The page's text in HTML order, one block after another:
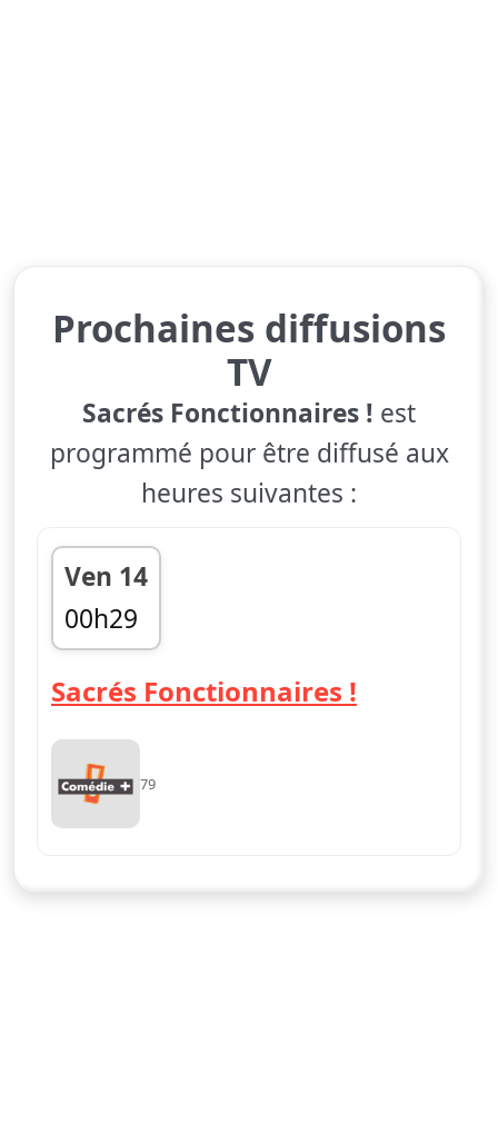
Prochaines diffusions
TV
Sacrés Fonctionnaires ! est
programmé pour être diffusé aux
heures suivantes :
Ven 14
00h29
02h00
Sacrés Fonctionnaires !
79